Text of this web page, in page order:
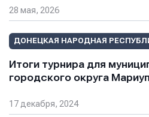
28 мая, 2026
ДОНЕЦКАЯ НАРОДНАЯ
Итоги турнира для
городского округа
17 декабря, 2024